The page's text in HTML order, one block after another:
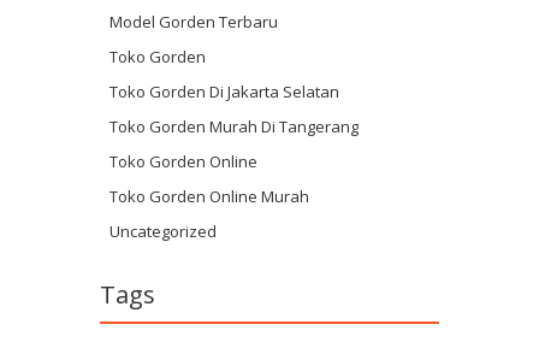
Model Gorden Terbaru
Toko Gorden
Toko Gorden Di Jakarta Selatan
Toko Gorden Murah Di Tangerang
Toko Gorden Online
Toko Gorden Online Murah
Uncategorized
Tags